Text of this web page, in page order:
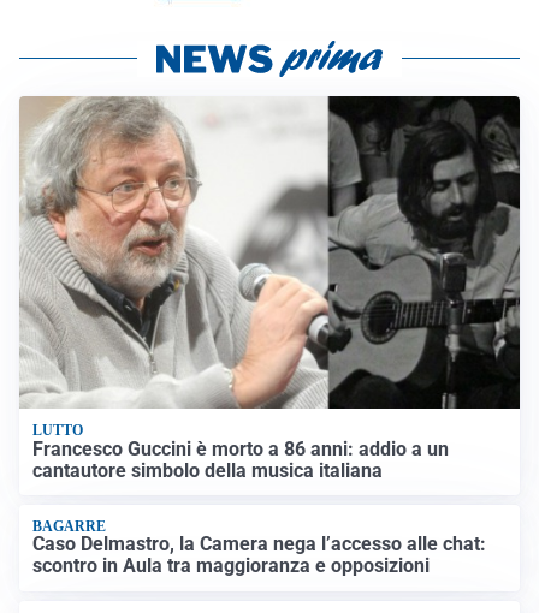
LUTTO
Francesco Guccini è morto a 86 anni: addio a un
cantautore simbolo della musica italiana
BAGARRE
Caso Delmastro, la Camera nega l’accesso alle chat:
scontro in Aula tra maggioranza e opposizioni